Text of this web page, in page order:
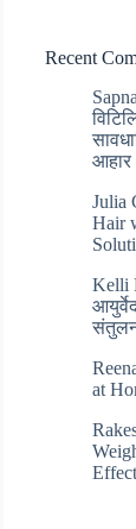
Recent
आहार
Julia
Hair
Kelli
at